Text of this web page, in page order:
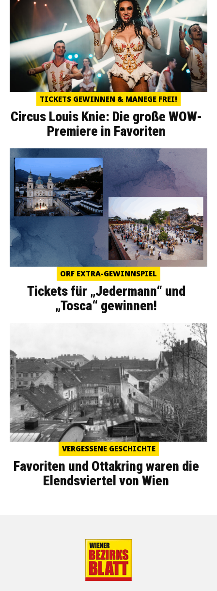
TICKETS GEWINNEN & MANEGE FREI!
Circus Louis Knie: Die große WOW-
Premiere in Favoriten
ORF EXTRA-GEWINNSPIEL
Tickets für „Jedermann“ und
„Tosca“ gewinnen!
VERGESSENE GESCHICHTE
Favoriten und Ottakring waren die
Elendsviertel von Wien